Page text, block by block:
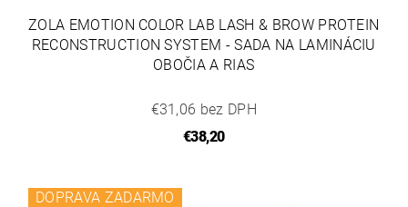
ZOLA EMOTION COLOR LAB LASH & BROW PROTEIN
RECONSTRUCTION SYSTEM - SADA NA LAMINÁCIU
OBOČIA A RIAS
€31,06 bez DPH
€38,20
DOPRAVA ZADARMO